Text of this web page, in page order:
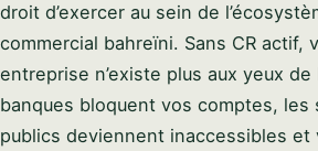
droit d’exercer au sein de
commercial bahreïni. Sans CR actif,
entreprise n’existe plus aux yeux de
banques bloquent vos comptes, les
publics deviennent inaccessibles et